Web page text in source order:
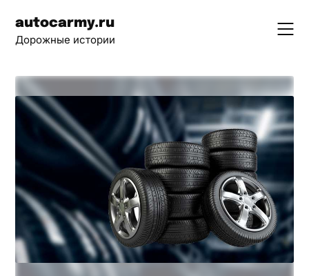
content
autocarmy.ru
Дорожные истории